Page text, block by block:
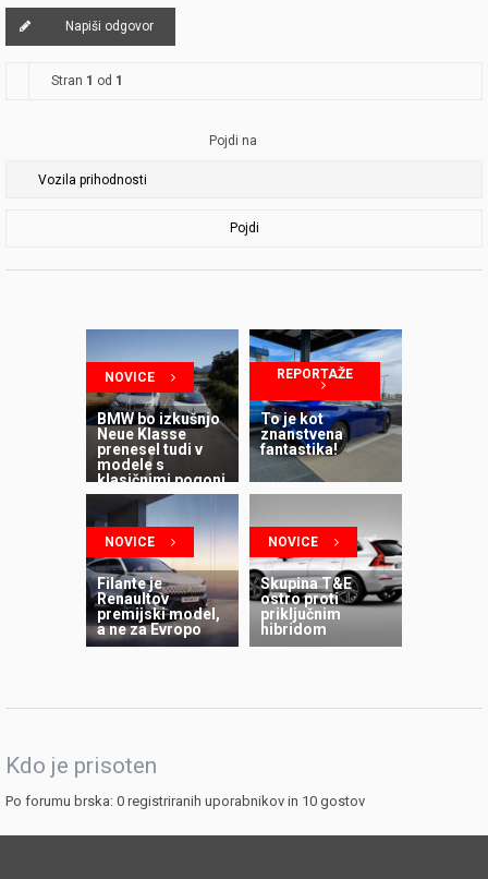
Napiši odgovor
Stran 1 od 1
Pojdi na
Pojdi
NOVICE
BMW bo izkušnjo
Neue Klasse
prenesel tudi v
modele s
klasičnimi pogoni
REPORTAŽE
To je kot
znanstvena
fantastika!
NOVICE
Filante je
Renaultov
premijski model,
a ne za Evropo
NOVICE
Skupina T&E
ostro proti
priključnim
hibridom
Kdo je prisoten
Po forumu brska: 0 registriranih uporabnikov in 10 gostov